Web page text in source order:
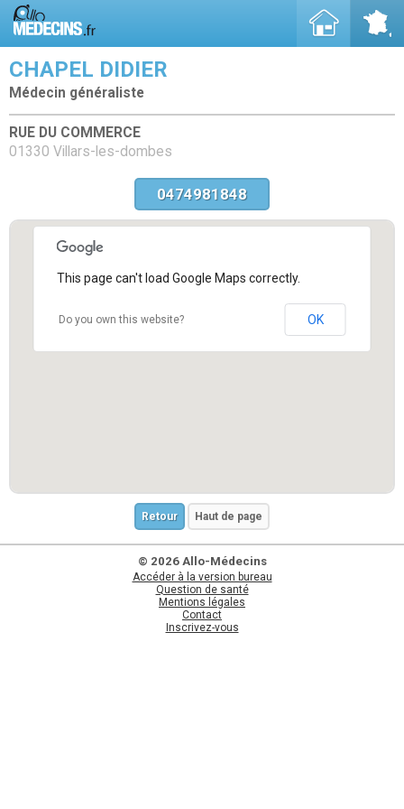
CHAPEL DIDIER
Médecin généraliste
RUE DU COMMERCE
01330 Villars-les-dombes
0474981848
This page can't load Google Maps correctly.
Do you own this website? OK
Retour Haut de page
© 2026 Allo-Médecins
Accéder à la version bureau
Question de santé
Mentions légales
Contact
Inscrivez-vous